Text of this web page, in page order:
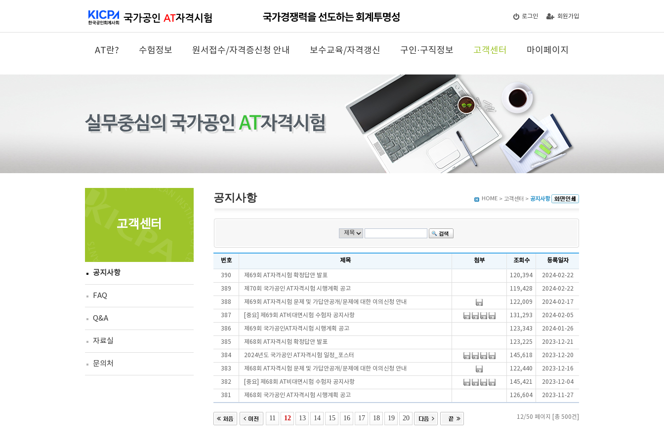
로그인 회원가입
AT란? 수험정보 원서접수/자격증신청 안내 보수교육/자격갱신 구인·구직정보 고객센터 마이페이지
고객센터
공지사항
FAQ
Q&A
자료실
문의처
공지사항 HOME > 고객센터 > 공지사항
번호 제목 첨부 조회수 등록일자
390 제69회 AT자격시험 확정답안 발표 120,394 2024-02-22
389 제70회 국가공인 AT자격시험 시행계획 공고 119,428 2024-02-22
388 제69회 AT자격시험 문제 및 가답안공개/문제에 대한 이의신청 안내 122,009 2024-02-17
387 [중요] 제69회 AT비대면시험 수험자 공지사항 131,293 2024-02-05
386 제69회 국가공인AT자격시험 시행계획 공고 123,343 2024-01-26
385 제68회 AT자격시험 확정답안 발표 123,225 2023-12-21
384 2024년도 국가공인 AT자격시험 일정_포스터 145,618 2023-12-20
383 제68회 AT자격시험 문제 및 가답안공개/문제에 대한 이의신청 안내 122,440 2023-12-16
382 [중요] 제68회 AT비대면시험 수험자 공지사항 145,421 2023-12-04
381 제68회 국가공인 AT자격시험 시행계획 공고 126,604 2023-11-27
11 12 13 14 15 16 17 18 19 20 12/50 페이지 [총 500건]